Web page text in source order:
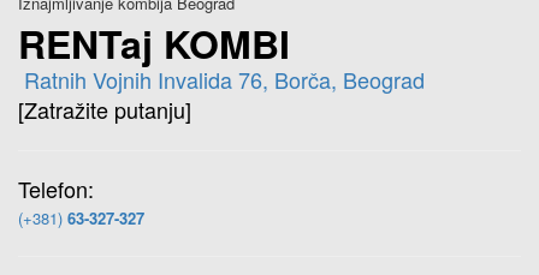
RENTaj KOMBI
Ratnih Vojnih Invalida 76, Borča, Beograd
[Zatražite putanju]
Telefon:
(+381) 63-327-327